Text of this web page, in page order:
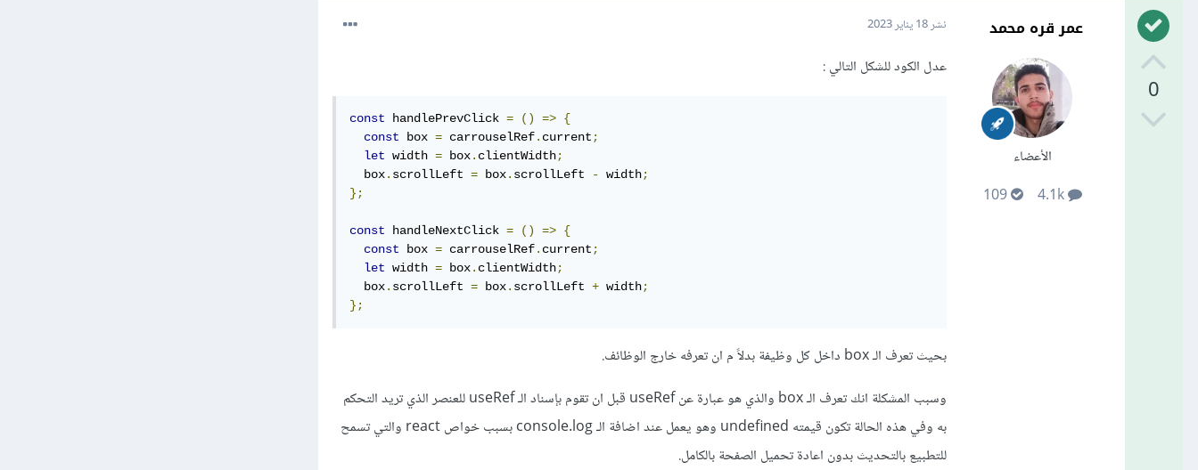
0
عمر قره محمد
الأعضاء
4.1k
109
نشر18 يناير 2023
عدل الكود للشكل التالي:
const handlePrevClick = () => {
const box = carrouselRef. current ;
let width = box. clientWidth;
  box
. scrollLeft = box. scrollLeft - width;
};
const handleNextClick = () => {
const box = carrouselRef. current ;
let width = box. clientWidth;
  box
. scrollLeft = box. scrollLeft + width;
};
بحيث تعرف الـ box داخل كل وظيفة بدلاً م ان تعرفه خارج الوظائف.
وسبب المشكلة انك تعرف الـ box والذي هو عبارة عن useRef قبل ان تقوم بإسناد الـ useRef للعنصر الذي تريد التحكم
به وفي هذه الحالة تكون قيمته undefined وهو يعمل عند اضافة الـ console.log بسبب خواص react والتي تسمح
للتطبيع بالتحديث بدون اعادة تحميل الصفحة بالكامل.